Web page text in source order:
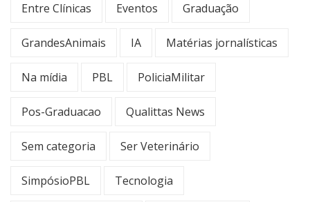
Entre Clínicas Eventos Graduação
GrandesAnimais IA Matérias jornalísticas
Na mídia PBL PoliciaMilitar
Pos-Graduacao Qualittas News
Sem categoria Ser Veterinário
SimpósioPBL Tecnologia